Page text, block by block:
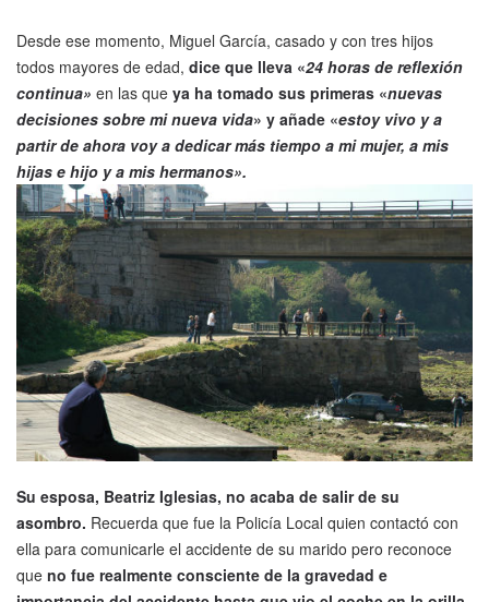
Desde ese momento, Miguel García, casado y con tres hijos
todos mayores de edad, dice que lleva «24 horas de reflexión
continua» en las que ya ha tomado sus primeras «nuevas
decisiones sobre mi nueva vida» y añade «estoy vivo y a
partir de ahora voy a dedicar más tiempo a mi mujer, a mis
hijas e hijo y a mis hermanos».
Su esposa, Beatriz Iglesias, no acaba de salir de su
asombro. Recuerda que fue la Policía Local quien contactó con
ella para comunicarle el accidente de su marido pero reconoce
que no fue realmente consciente de la gravedad e